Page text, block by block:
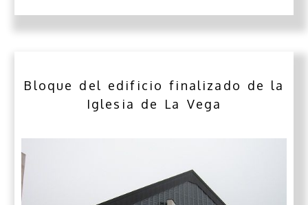
Bloque del edificio finalizado de la
Iglesia de La Vega